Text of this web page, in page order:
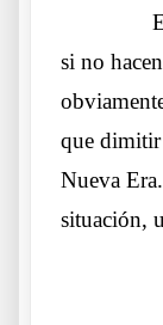
si no
que dimitir
Nueva
situación,